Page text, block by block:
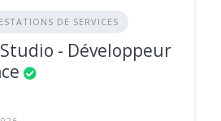
DE SERVICES
- Développeur